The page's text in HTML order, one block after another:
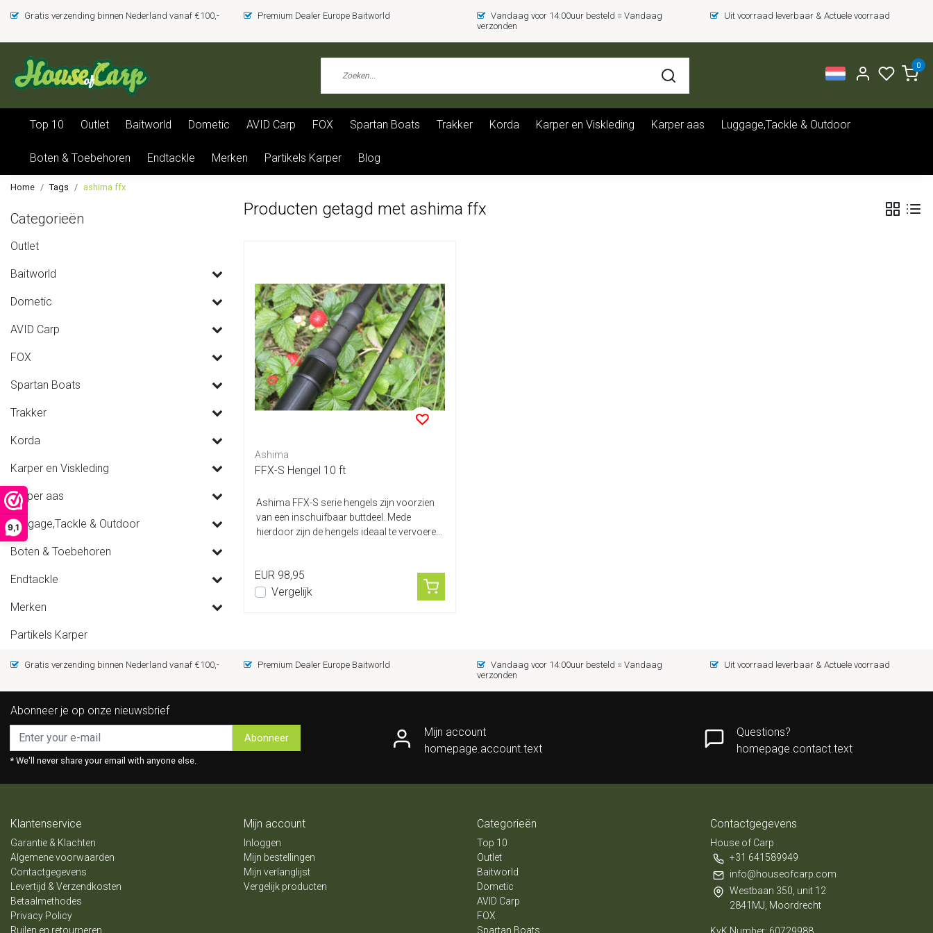
9,1
Gratis verzending binnen Nederland vanaf €100,- Premium Dealer Europe Baitworld
Vandaag voor 14:00uur besteld = Vandaag
verzonden
Uit voorraad leverbaar & Actuele voorraad
0
Top 10 Outlet Baitworld Dometic AVID Carp FOX Spartan Boats Trakker Korda Karper en Viskleding Karper aas Luggage,Tackle & Outdoor
Boten & Toebehoren Endtackle Merken Partikels Karper Blog
Home Tags ashima ffx
Categorieën
Outlet
Baitworld
Dometic
AVID Carp
FOX
Spartan Boats
Trakker
Korda
Karper en Viskleding
Karper aas
Luggage,Tackle & Outdoor
Boten & Toebehoren
Endtackle
Merken
Partikels Karper
Producten getagd met ashima ffx
Ashima
FFX-S Hengel 10 ft
Ashima FFX-S serie hengels zijn voorzien
van een inschuifbaar buttdeel. Mede
hierdoor zijn de hengels ideaal te vervoere...
EUR 98,95
Vergelijk
Gratis verzending binnen Nederland vanaf €100,- Premium Dealer Europe Baitworld
Vandaag voor 14:00uur besteld = Vandaag
verzonden
Uit voorraad leverbaar & Actuele voorraad
Abonneer je op onze nieuwsbrief
Abonneer
* We'll never share your email with anyone else.
Mijn account
homepage.account.text
Questions?
homepage.contact.text
Klantenservice
Garantie & Klachten
Algemene voorwaarden
Contactgegevens
Levertijd & Verzendkosten
Betaalmethodes
Privacy Policy
Ruilen en retourneren
Mijn account
Inloggen
Mijn bestellingen
Mijn verlanglijst
Vergelijk producten
Categorieën
Top 10
Outlet
Baitworld
Dometic
AVID Carp
FOX
Spartan Boats
Contactgegevens
House of Carp
+31 641589949
info@houseofcarp.com
Westbaan 350, unit 12
2841MJ, Moordrecht